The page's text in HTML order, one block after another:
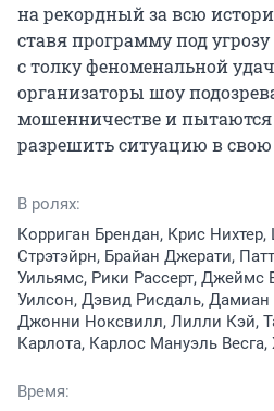
на рекордный за всю
ставя программу под
с толку феноменальной
организаторы шоу
мошенничестве и
разрешить ситуацию в свою
В ролях:
Корриган Брендан, Крис
Стрэтэйрн, Брайан Джерати,
Уильямс, Рики Рассерт, Джеймс
Уилсон, Дэвид Рисдаль, Дамиан
Джонни Ноксвилл, Лилли Кэй,
Карлота, Карлос Мануэль Весга,
Время: